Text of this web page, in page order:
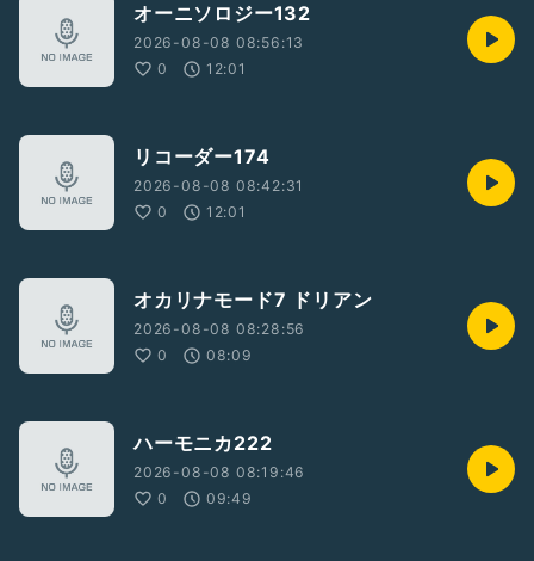
オーニソロジー132
2026-08-08 08:56:13
0
12:01
リコーダー174
2026-08-08 08:42:31
0
12:01
オカリナモード7 ドリアン
2026-08-08 08:28:56
0
08:09
ハーモニカ222
2026-08-08 08:19:46
0
09:49